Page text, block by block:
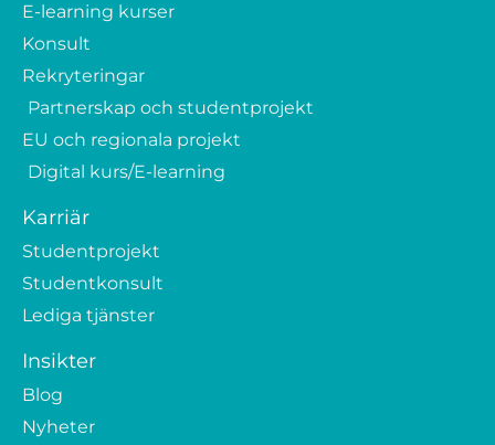
E-learning kurser
Konsult
Rekryteringar
Partnerskap och studentprojekt
EU och regionala projekt
Digital kurs/E-learning
Karriär
Studentprojekt
Studentkonsult
Lediga tjänster
Insikter
Blog
Nyheter